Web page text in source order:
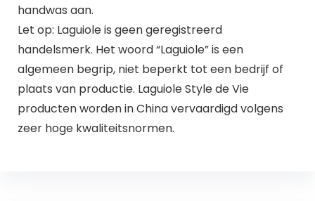
handwas aan.
Let op: Laguiole is geen geregistreerd
handelsmerk. Het woord “Laguiole” is een
algemeen begrip, niet beperkt tot een bedrijf of
plaats van productie. Laguiole Style de Vie
producten worden in China vervaardigd volgens
zeer hoge kwaliteitsnormen.